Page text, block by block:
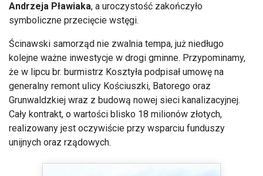
Andrzeja Pławiaka, a uroczystość zakończyło
symboliczne przecięcie wstęgi.
Ścinawski samorząd nie zwalnia tempa, już niedługo
kolejne ważne inwestycje w drogi gminne. Przypominamy,
że w lipcu br. burmistrz Kosztyła podpisał umowę na
generalny remont ulicy Kościuszki, Batorego oraz
Grunwaldzkiej wraz z budową nowej sieci kanalizacyjnej.
Cały kontrakt, o wartości blisko 18 milionów złotych,
realizowany jest oczywiście przy wsparciu funduszy
unijnych oraz rządowych.